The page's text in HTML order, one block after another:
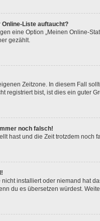
Liste auftaucht?
eine Option „Meinen Online-
gezählt.
Zeitzone. In diesem Fall
registriert bist, ist dies ein guter
noch falsch!
hast und die Zeit trotzdem
installiert oder niemand hat
du es übersetzen würdest.